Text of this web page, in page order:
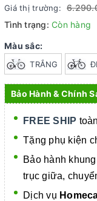
Giá thị trường:
Tình trạng: Còn hàng
Màu sắc:
TRẮNG
Bảo Hành & Chính
FREE SHIP
Tặng phụ kiện
Bảo hành
trục giữa,
Dịch vụ